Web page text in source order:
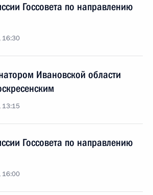
Госсовета по направлению
16:30
Ивановской области
13:15
Госсовета по направлению
16:00